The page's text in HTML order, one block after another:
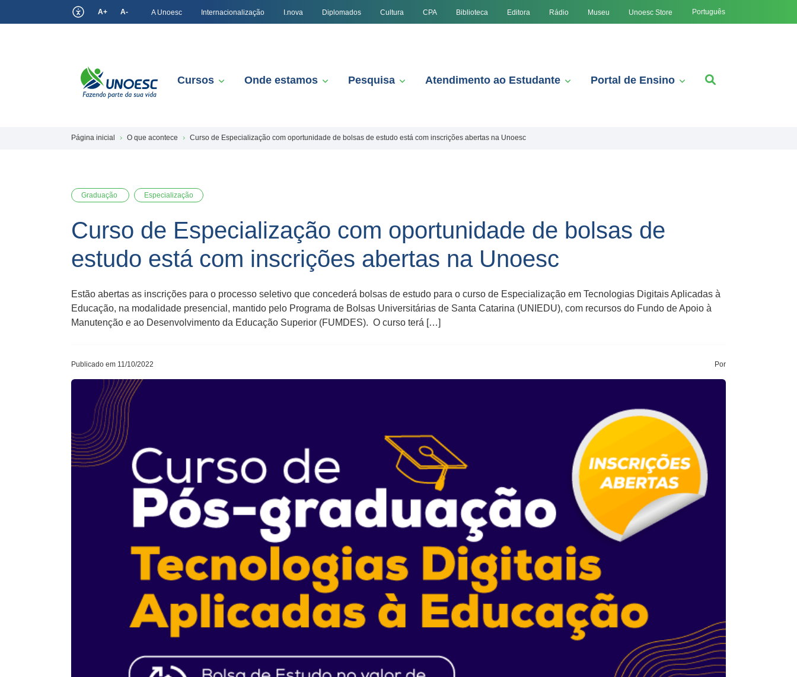
A+ A- A Unoesc Internacionalização I.nova Diplomados Cultura CPA Biblioteca Editora Rádio Museu Unoesc Store Português
Cursos Onde estamos Pesquisa Atendimento ao Estudante Portal de Ensino
Página inicial O que acontece Curso de Especialização com oportunidade de bolsas de estudo está com inscrições abertas na Unoesc
Graduação Especialização
Curso de Especialização com oportunidade de bolsas de
estudo está com inscrições abertas na Unoesc
Estão abertas as inscrições para o processo seletivo que concederá bolsas de estudo para o curso de Especialização em Tecnologias Digitais Aplicadas à
Educação, na modalidade presencial, mantido pelo Programa de Bolsas Universitárias de Santa Catarina (UNIEDU), com recursos do Fundo de Apoio à
Manutenção e ao Desenvolvimento da Educação Superior (FUMDES). O curso terá […]
Publicado em 11/10/2022 Por